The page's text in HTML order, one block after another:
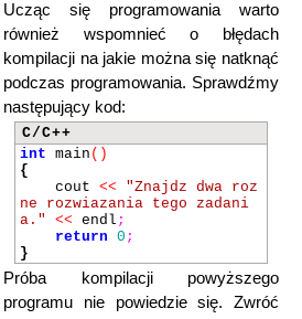
Ucząc się programowania warto
również wspomnieć o błędach
kompilacji na jakie można się natknąć
podczas programowania. Sprawdźmy
następujący kod:
C/C++
int main ()
{
cout <<
"Znajdz dwa roz
ne rozwiazania tego zadani
a."
<< endl ;
return 0 ;
}
Próba kompilacji powyższego
programu nie powiedzie się. Zwróć